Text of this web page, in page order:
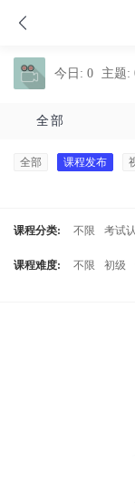
今日: 0 主题:
全部
全部 课程发布
课程分类: 不限 考试
课程难度: 不限 初级